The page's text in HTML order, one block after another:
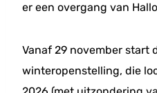
er een overgang van
Vanaf 29 november start
winteropenstelling, die